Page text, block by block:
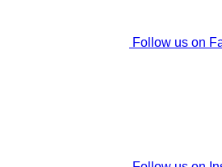
Follow us on